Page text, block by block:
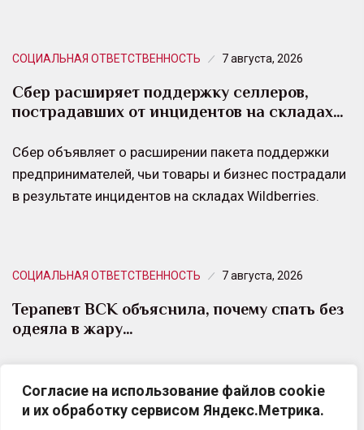
Согласие на использование файлов cookie
и их обработку сервисом Яндекс.Метрика.
СОЦИАЛЬНАЯ ОТВЕТСТВЕННОСТЬ 7 августа, 2026
Сбер расширяет поддержку селлеров,
пострадавших от инцидентов на складах…
Сбер объявляет о расширении пакета поддержки
предпринимателей, чьи товары и бизнес пострадали
в результате инцидентов на складах Wildberries.
СОЦИАЛЬНАЯ ОТВЕТСТВЕННОСТЬ 7 августа, 2026
Терапевт ВСК объяснила, почему спать без
одеяла в жару…
С наступлением лета многие люди совершают одну
и ту же ошибку — пытаются спастись от жары,
полностью отказываясь от любого текстиля…